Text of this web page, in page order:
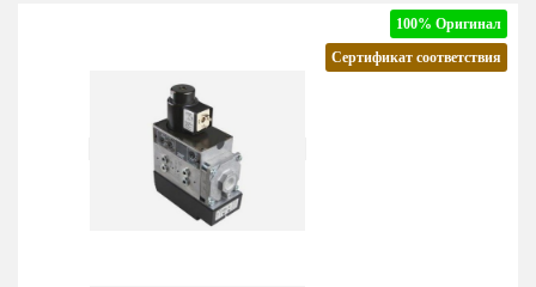
100% Оригинал
Сертификат соответствия